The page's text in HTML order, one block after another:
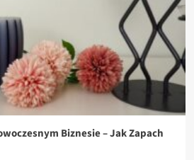
Biznesie – Jak Zapach